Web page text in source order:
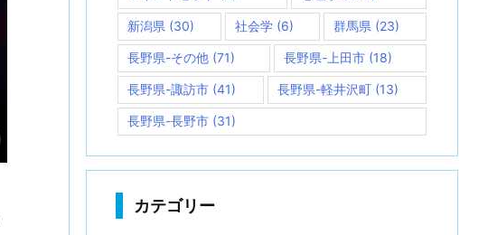
新潟県 (30) 社会学(6) 群馬県 (23)
長野県-その他 (71) 長野県-上田市(18)
長野県-諏訪市 (41) 長野県-軽井沢町 (13)
長野県-長野市 (31)
カテゴリー